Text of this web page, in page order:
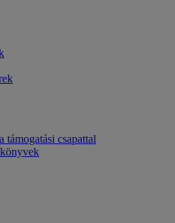
támogatási csapattal